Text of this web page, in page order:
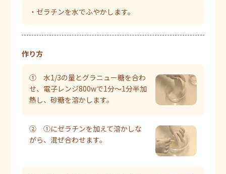
・ゼラチンを水でふやかします。
作り方
① 水1/3の量とグラニュー糖を合わ
せ、電子レンジ800wで1分～1分半加
熱し、砂糖を溶かします。
② ①にゼラチンを加えて溶かしな
がら、混ぜ合わせます。